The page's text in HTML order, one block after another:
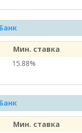
Мин. ставка
15.88%
Мин. ставка